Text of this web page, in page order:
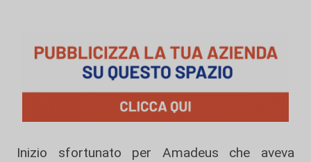
Inizio sfortunato per Amadeus che aveva